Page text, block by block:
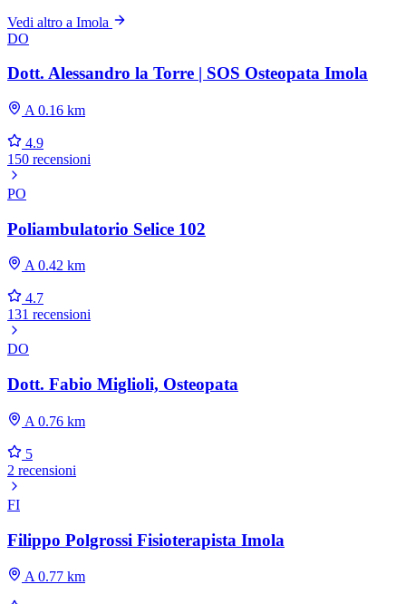
Vedi altro a Imola
DO
Dott. Alessandro la Torre | SOS Osteopata Imola
A 0.16 km
4.9
150 recensioni
PO
Poliambulatorio Selice 102
A 0.42 km
4.7
131 recensioni
DO
Dott. Fabio Miglioli, Osteopata
A 0.76 km
5
2 recensioni
FI
Filippo Polgrossi Fisioterapista Imola
A 0.77 km